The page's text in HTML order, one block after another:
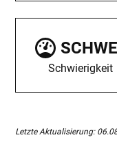
Schwierigkeit
Letzte Aktualisierung: